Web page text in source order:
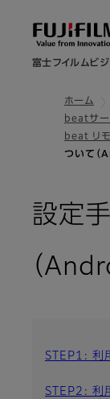
富士フイルムビ
ホーム
beatサー
beat リ
ついて（
設定
（
STEP1: 利
STEP2: 利